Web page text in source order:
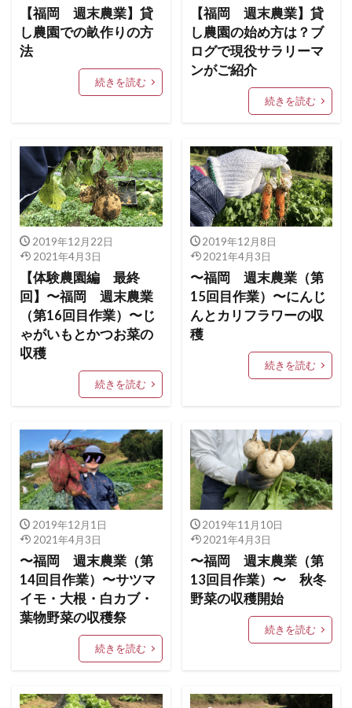
【福岡 週末農業】貸
し農園での畝作りの方
法
続きを読む
【福岡 週末農業】貸
し農園の始め方は？ブ
ログで現役サラリーマ
ンがご紹介
続きを読む
2019年12月22日
2021年4月3日
【体験農園編 最終
回】〜福岡 週末農業
（第16回目作業）〜じ
ゃがいもとかつお菜の
収穫
続きを読む
2019年12月8日
2021年4月3日
〜福岡 週末農業（第
15回目作業）〜にんじ
んとカリフラワーの収
穫
続きを読む
2019年12月1日
2021年4月3日
〜福岡 週末農業（第
14回目作業）〜サツマ
イモ・大根・白カブ・
葉物野菜の収穫祭
続きを読む
2019年11月10日
2021年4月3日
〜福岡 週末農業（第
13回目作業）〜 秋冬
野菜の収穫開始
続きを読む